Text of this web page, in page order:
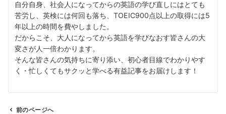
自分自身、社会人になってからの英語の学び直しにはとても
苦労し、英検には何回も落ち、TOEIC900点以上の取得には5
年以上の時間を費やしました。
だからこそ、大人になってから英語を学びなおす皆さんの大
変さが人一倍わかります。
そんな皆さんの気持ちに寄り添い、初心者目線でわかりやす
く・忙しくてもサクッと学べる有益記事をお届けします！
前のページへ